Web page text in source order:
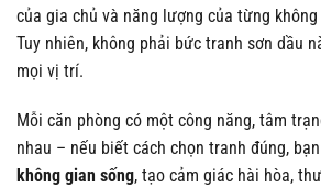
của gia chủ và năng lượng của từng
Tuy nhiên, không phải bức tranh sơn dầu
mọi vị trí.
Mỗi căn phòng có một công năng, tâm
nhau – nếu biết cách chọn tranh đúng,
không gian sống, tạo cảm giác hài hòa,